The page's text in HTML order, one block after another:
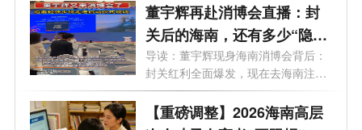
董宇辉再赴消博会直播：封
关后的海南，还有多少“隐形
红利”？
导读：董宇辉现身海南消博会背后：
封关红利全面爆发，现在去海南注册
公司...
【重磅调整】2026海南高层